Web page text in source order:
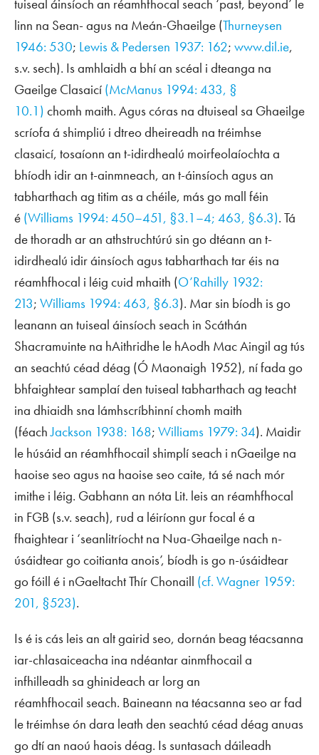
tuiseal áinsíoch an réamhfhocal seach ‘past, beyond’ le
linn na Sean- agus na Meán-Ghaeilge (Thurneysen
1946: 530; Lewis & Pedersen 1937: 162; www.dil.ie,
s.v. sech). Is amhlaidh a bhí an scéal i dteanga na
Gaeilge Clasaicí (McManus 1994: 433, §
10.1) chomh maith. Agus córas na dtuiseal sa Ghaeilge
scríofa á shimpliú i dtreo dheireadh na tréimhse
clasaicí, tosaíonn an t-idirdhealú moirfeolaíochta a
bhíodh idir an t-ainmneach, an t-áinsíoch agus an
tabharthach ag titim as a chéile, más go mall féin
é (Williams 1994: 450–451, §3.1–4; 463, §6.3). Tá
de thoradh ar an athstruchtúrú sin go dtéann an t-
idirdhealú idir áinsíoch agus tabharthach tar éis na
réamhfhocal i léig cuid mhaith (O’Rahilly 1932:
213; Williams 1994: 463, §6.3). Mar sin bíodh is go
leanann an tuiseal áinsíoch seach in Scáthán
Shacramuinte na hAithridhe le hAodh Mac Aingil ag tús
an seachtú céad déag (Ó Maonaigh 1952), ní fada go
bhfaightear samplaí den tuiseal tabharthach ag teacht
ina dhiaidh sna lámhscríbhinní chomh maith
(féachJackson 1938: 168; Williams 1979: 34). Maidir
le húsáid an réamhfhocail shimplí seach i nGaeilge na
haoise seo agus na haoise seo caite, tá sé nach mór
imithe i léig. Gabhann an nóta Lit. leis an réamhfhocal
in FGB (s.v. seach), rud a léiríonn gur focal é a
fhaightear i ‘seanlitríocht na Nua-Ghaeilge nach n-
úsáidtear go coitianta anois’, bíodh is go n-úsáidtear
go fóill é i nGaeltacht Thír Chonaill (cf. Wagner 1959:
201, §523).
Is é is cás leis an alt gairid seo, dornán beag téacsanna
iar-chlasaiceacha ina ndéantar ainmfhocail a
infhilleadh sa ghinideach ar lorg an
réamhfhocail seach. Baineann na téacsanna seo ar fad
le tréimhse ón dara leath den seachtú céad déag anuas
go dtí an naoú haois déag. Is suntasach dáileadh